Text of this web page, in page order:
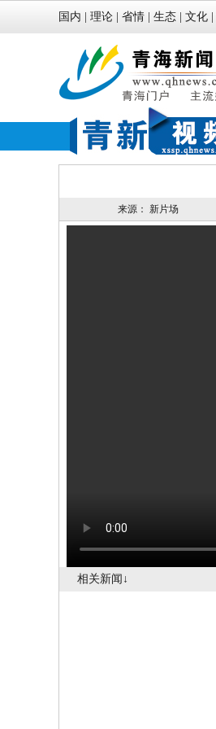
国内 理论 省情 生态 文化
来源： 新片场
相关新闻↓